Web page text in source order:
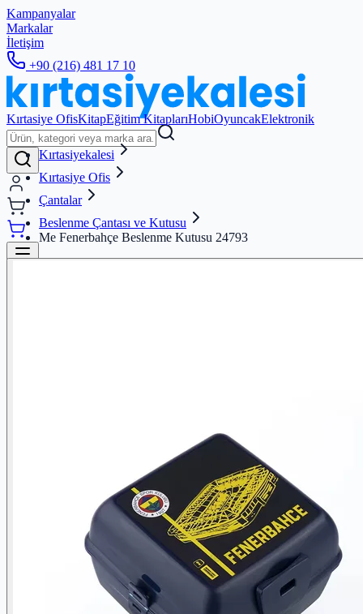
Kampanyalar
Markalar
İletişim
+90 (216) 481 17 10
Kırtasiye OfisKitapEğitim KitaplarıHobiOyuncakElektronik
Kırtasiyekalesi
Kırtasiye Ofis
Çantalar
Beslenme Çantası ve Kutusu
Me Fenerbahçe Beslenme Kutusu 24793